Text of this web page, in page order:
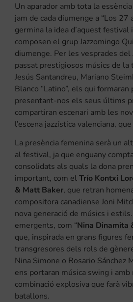
Un aparador amb tota la
jam de cada diumenge a “Los 27
germina la idea d’aquest festival
composen el grup Jazzomingo
diumenge. Per les vesprades del
passat prestigiosos músics de la
Jesús Santandreu, Mariano
Blanco “Latino”, els qui
presentant-nos els seus últims
compartiran escenari amb les
l’escena jazzística valenciana,
La presència femenina serà un
al festival, ja que enguany
consolidats als quals la dona
important, com elTrío Kontxi
& Matt Baker, que retran
compositora canadiense Joni
nova generació de músics i
emergents, com “Nina Dinamita
que, inspirada en grans figures
transgresores dels rols de
Nina Simone o Rosario Sánchez
ens portaran música swing i amb
combinació explosiva que farà
batallons.